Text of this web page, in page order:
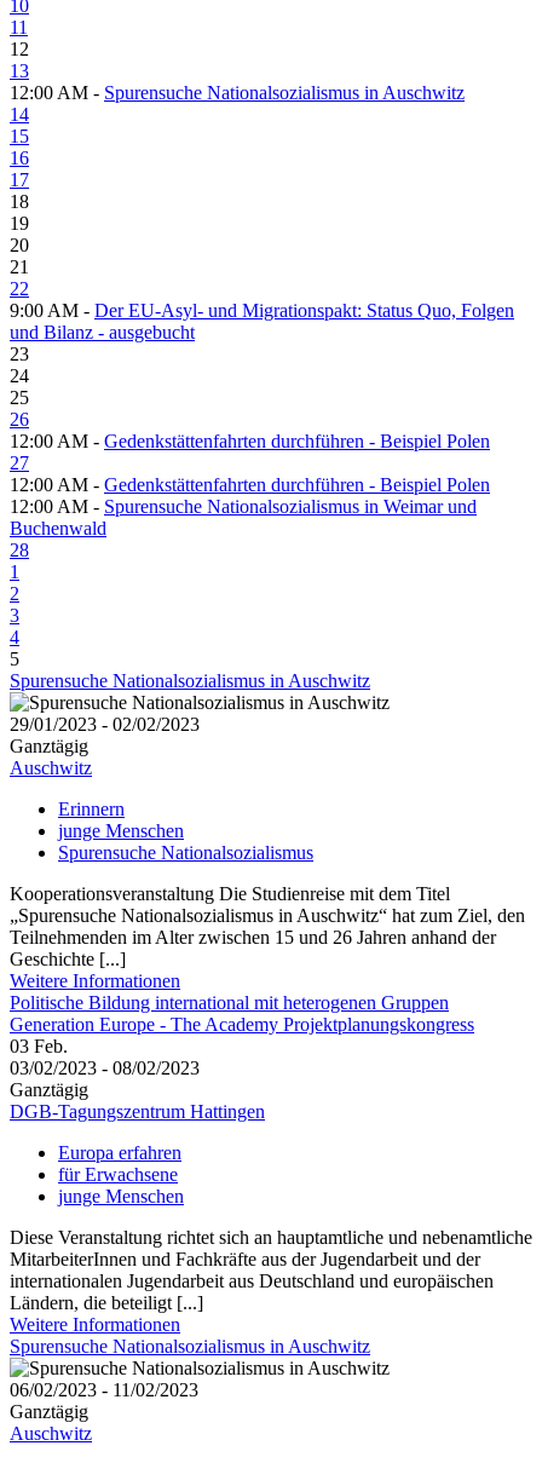
10
11
12
13
12:00 AM - Spurensuche Nationalsozialismus in Auschwitz
14
15
16
17
18
19
20
21
22
9:00 AM - Der EU-Asyl- und Migrationspakt: Status Quo, Folgen
und Bilanz - ausgebucht
23
24
25
26
12:00 AM - Gedenkstättenfahrten durchführen - Beispiel Polen
27
12:00 AM - Gedenkstättenfahrten durchführen - Beispiel Polen
12:00 AM - Spurensuche Nationalsozialismus in Weimar und
Buchenwald
28
1
2
3
4
5
Spurensuche Nationalsozialismus in Auschwitz
29/01/2023 - 02/02/2023
Ganztägig
Auschwitz
Erinnern
junge Menschen
Spurensuche Nationalsozialismus
Kooperationsveranstaltung Die Studienreise mit dem Titel
„Spurensuche Nationalsozialismus in Auschwitz“ hat zum Ziel, den
Teilnehmenden im Alter zwischen 15 und 26 Jahren anhand der
Geschichte [...]
Weitere Informationen
Politische Bildung international mit heterogenen Gruppen
Generation Europe - The Academy Projektplanungskongress
03 Feb.
03/02/2023 - 08/02/2023
Ganztägig
DGB-Tagungszentrum Hattingen
Europa erfahren
für Erwachsene
junge Menschen
Diese Veranstaltung richtet sich an hauptamtliche und nebenamtliche
MitarbeiterInnen und Fachkräfte aus der Jugendarbeit und der
internationalen Jugendarbeit aus Deutschland und europäischen
Ländern, die beteiligt [...]
Weitere Informationen
Spurensuche Nationalsozialismus in Auschwitz
06/02/2023 - 11/02/2023
Ganztägig
Auschwitz